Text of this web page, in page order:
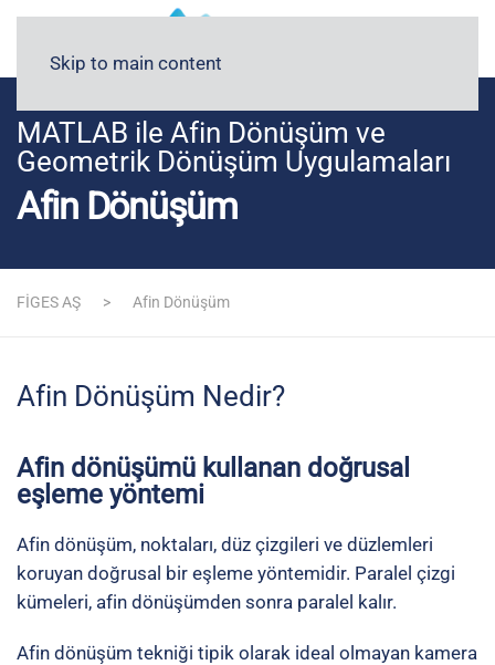
Skip to main content
MATLAB ile Afin Dönüşüm ve
Geometrik Dönüşüm Uygulamaları
Afin Dönüşüm
FİGES AŞ Afin Dönüşüm
Afin Dönüşüm Nedir?
Afin dönüşümü kullanan doğrusal
eşleme yöntemi
Afin dönüşüm, noktaları, düz çizgileri ve düzlemleri
koruyan doğrusal bir eşleme yöntemidir. Paralel çizgi
kümeleri, afin dönüşümden sonra paralel kalır.
Afin dönüşüm tekniği tipik olarak ideal olmayan kamera